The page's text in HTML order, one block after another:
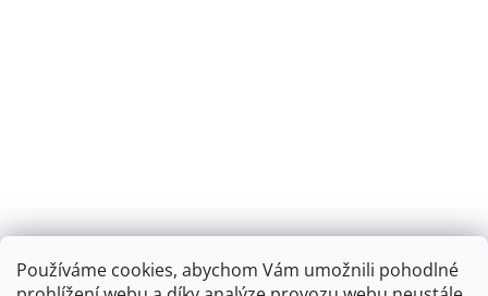
Používáme cookies, abychom Vám umožnili pohodlné